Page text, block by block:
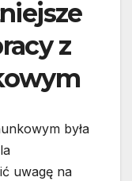
z
była
uwagę na